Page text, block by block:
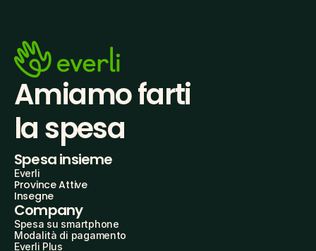
Amiamo farti
la spesa
Spesa insieme
Everli
Province Attive
Insegne
Company
Spesa su smartphone
Modalità di pagamento
Everli Plus